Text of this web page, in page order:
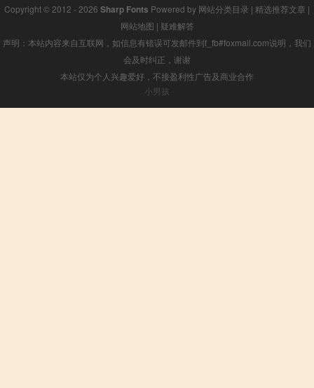
Copyright © 2012 - 2026 Sharp Fonts Powered by 网站分类目录 | 精选推荐文章 |
网站地图 | 疑难解答
声明：本站内容来自互联网，如信息有错误可发邮件到f_fb#foxmail.com说明，我们
会及时纠正，谢谢
本站仅为个人兴趣爱好，不接盈利性广告及商业合作
小男孩